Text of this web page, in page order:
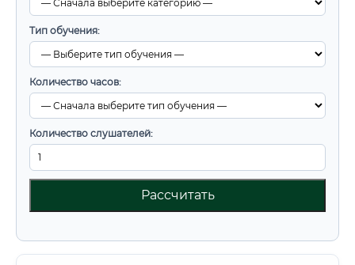
Тип обучения:
Количество часов:
Количество слушателей:
Рассчитать